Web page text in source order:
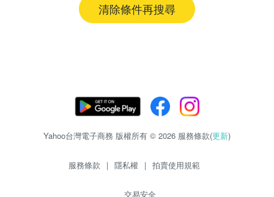
清除條件再搜尋
Yahoo台灣電子商務 版權所有 © 2026 服務條款(更新)
服務條款 | 隱私權 | 拍賣使用規範
交易安全